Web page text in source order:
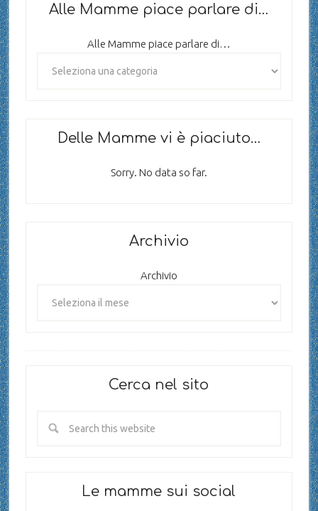
Alle Mamme piace parlare di…
Alle Mamme piace parlare di…
Delle Mamme vi è piaciuto…
Sorry. No data so far.
Archivio
Archivio
Cerca nel sito
Le mamme sui social